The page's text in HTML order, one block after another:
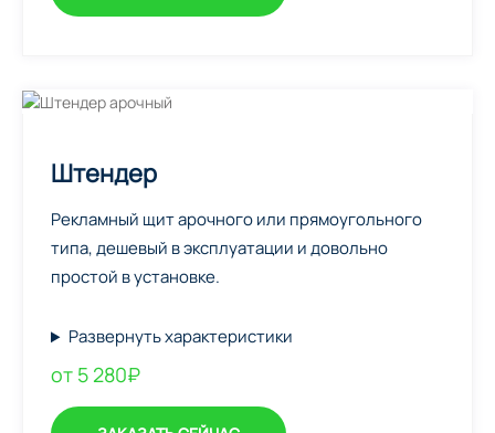
Штендер
Рекламный щит арочного или прямоугольного
типа, дешевый в эксплуатации и довольно
простой в установке.
Развернуть характеристики
от 5 280₽